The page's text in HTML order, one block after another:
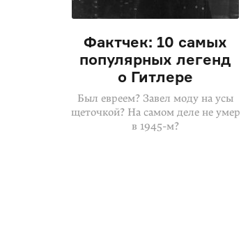
Фактчек: 10 самых
популярных легенд
о Гитлере
Был евреем? Завел моду на усы
щеточкой? На самом деле не умер
в 1945-м?